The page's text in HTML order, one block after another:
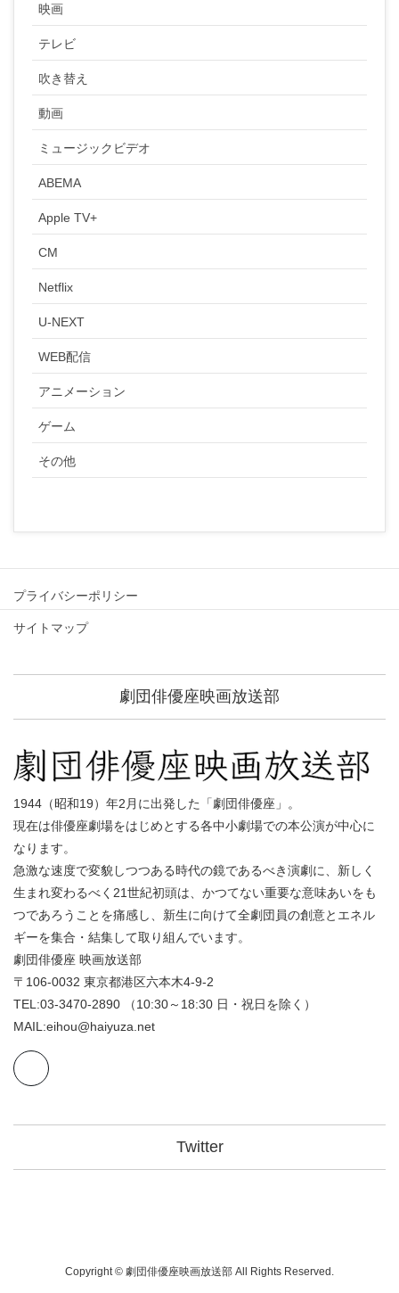
映画
テレビ
吹き替え
動画
ミュージックビデオ
ABEMA
Apple TV+
CM
Netflix
U-NEXT
WEB配信
アニメーション
ゲーム
その他
プライバシーポリシー
サイトマップ
劇団俳優座映画放送部
1944（昭和19）年2月に出発した「劇団俳優座」。
現在は俳優座劇場をはじめとする各中小劇場での本公演が中心に
なります。
急激な速度で変貌しつつある時代の鏡であるべき演劇に、新しく
生まれ変わるべく21世紀初頭は、かつてない重要な意味あいをも
つであろうことを痛感し、新生に向けて全劇団員の創意とエネル
ギーを集合・結集して取り組んでいます。
劇団俳優座 映画放送部
〒106-0032 東京都港区六本木4-9-2
TEL:03-3470-2890 （10:30～18:30 日・祝日を除く）
MAIL:eihou@haiyuza.net
Twitter
Copyright © 劇団俳優座映画放送部 All Rights Reserved.